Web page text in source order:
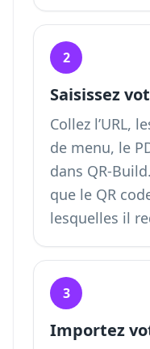
2
Saisissez
Collez l’URL,
de menu, le
dans QR-
que le QR
lesquelles il
3
Importez